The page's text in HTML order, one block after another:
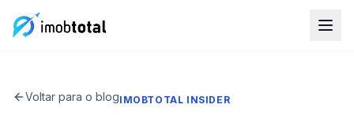
Voltar para o blogIMOBTOTAL INSIDER